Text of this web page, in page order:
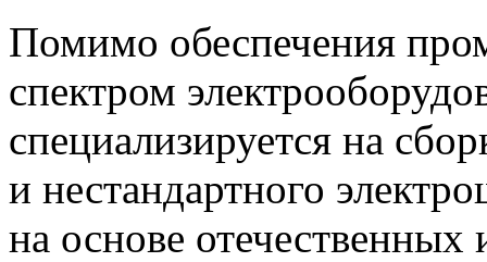
Помимо обеспечения
спектром
специализируется на
и нестандартного
на основе